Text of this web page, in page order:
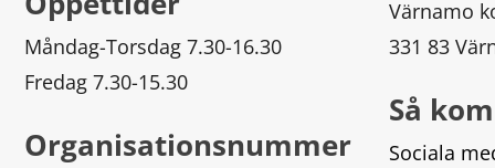
Måndag-Torsdag 7.30-16.30
Fredag 7.30-15.30
Organisationsnummer
Värnamo
331 83
Så
Sociala